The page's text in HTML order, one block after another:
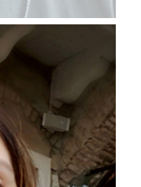
in Brasil!